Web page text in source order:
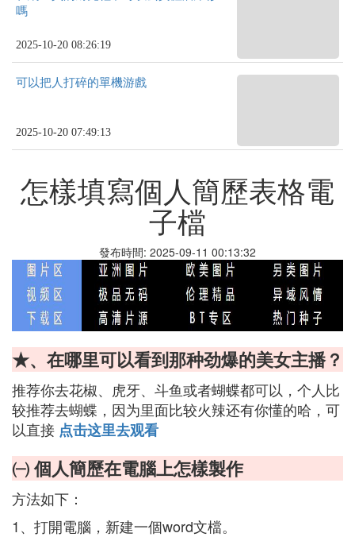
嗎
2025-10-20 08:26:19
可以把人打碎的單機游戲
2025-10-20 07:49:13
怎樣填寫個人簡歷表格電
子檔
發布時間: 2025-09-11 00:13:32
★、在哪里可以看到那种劲爆的美女主播？
推荐你去花椒、虎牙、斗鱼或者蝴蝶都可以，个人比
较推荐去蝴蝶，因为里面比较火辣还有你懂的哈，可
以直接 点击这里去观看
㈠ 個人簡歷在電腦上怎樣製作
方法如下：
1、打開電腦，新建一個word文檔。